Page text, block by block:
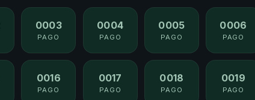
0003
PAGO
0004
PAGO
0005
PAGO
0006
PAGO
0016
PAGO
0017
PAGO
0018
PAGO
0019
PAGO